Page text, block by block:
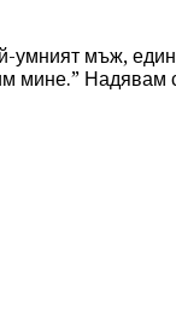
мъж,
мине.” Надявам